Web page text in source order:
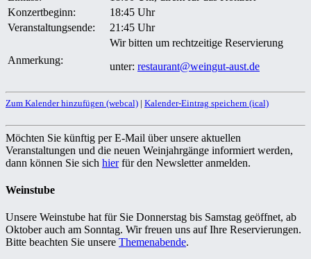
Konzertbeginn:
18:45 Uhr
Veranstaltungsende:
21:45 Uhr
Anmerkung:
Wir bitten um rechtzeitige Reservierung
unter: restaurant@weingut-aust.de
Zum Kalender hinzufügen (webcal) | Kalender-Eintrag speichern (ical)
Möchten Sie künftig per E-Mail über unsere aktuellen
Veranstaltungen und die neuen Weinjahrgänge informiert werden,
dann können Sie sich hierfür den Newsletter anmelden.
Weinstube
Unsere Weinstube hat für Sie Donnerstag bis Samstag geöffnet, ab
Oktober auch am Sonntag. Wir freuen uns auf Ihre Reservierungen.
Bitte beachten Sie unsere Themenabende.